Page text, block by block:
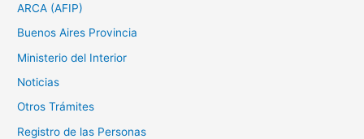
ARCA (AFIP)
Buenos Aires Provincia
Ministerio del Interior
Noticias
Otros Trámites
Registro de las Personas